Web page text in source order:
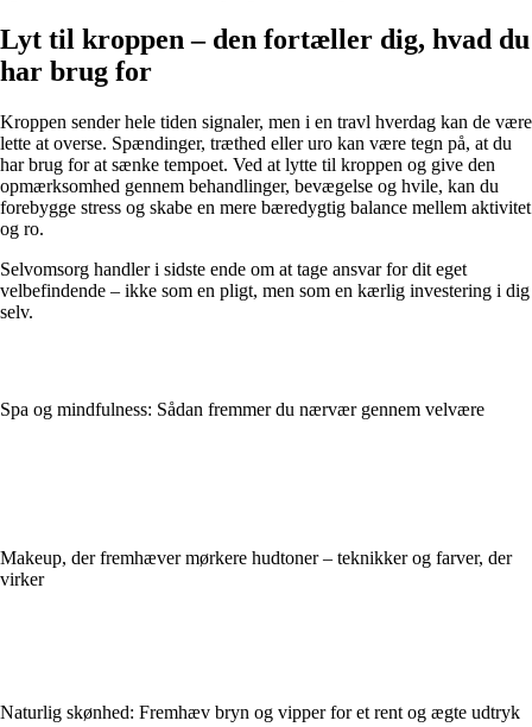
Lyt til kroppen – den fortæller dig, hvad du
har brug for
Kroppen sender hele tiden signaler, men i en travl hverdag kan de være
lette at overse. Spændinger, træthed eller uro kan være tegn på, at du
har brug for at sænke tempoet. Ved at lytte til kroppen og give den
opmærksomhed gennem behandlinger, bevægelse og hvile, kan du
forebygge stress og skabe en mere bæredygtig balance mellem aktivitet
og ro.
Selvomsorg handler i sidste ende om at tage ansvar for dit eget
velbefindende – ikke som en pligt, men som en kærlig investering i dig
selv.
Spa og mindfulness: Sådan fremmer du nærvær gennem velvære
Makeup, der fremhæver mørkere hudtoner – teknikker og farver, der
virker
Naturlig skønhed: Fremhæv bryn og vipper for et rent og ægte udtryk